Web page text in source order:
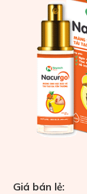
Giá bán lẻ: